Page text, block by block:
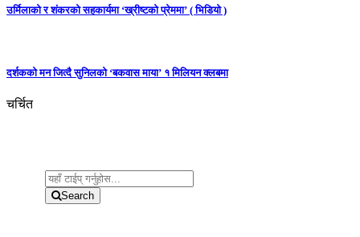
उर्मिलाको र शंकरको सहकार्यमा ‘ख्रीष्टको प्रेममा’ ( भिडियो )
दर्शकको मन जित्दै सुनिलको ‘बकवास माया’ १ मिलियन क्लबमा
चर्चित
Search